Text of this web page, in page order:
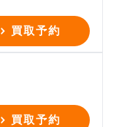
買取予約
買取予約